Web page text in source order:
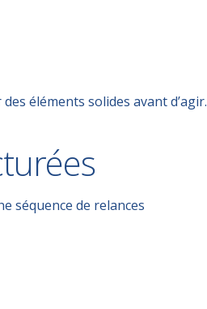
éléments solides avant d’agir.
séquence de relances